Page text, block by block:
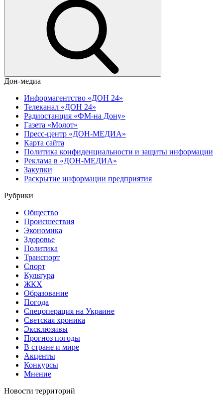
Дон-медиа
Информагентство «ДОН 24»
Телеканал «ДОН 24»
Радиостанция «ФМ-на Дону»
Газета «Молот»
Пресс-центр «ДОН-МЕДИА»
Карта сайта
Политика конфиденциальности и защиты информации
Реклама в «ДОН-МЕДИА»
Закупки
Раскрытие информации предприятия
Рубрики
Общество
Происшествия
Экономика
Здоровье
Политика
Транспорт
Спорт
Культура
ЖКХ
Образование
Погода
Спецоперация на Украине
Светская хроника
Эксклюзивы
Прогноз погоды
В стране и мире
Акценты
Конкурсы
Мнение
Новости территорий